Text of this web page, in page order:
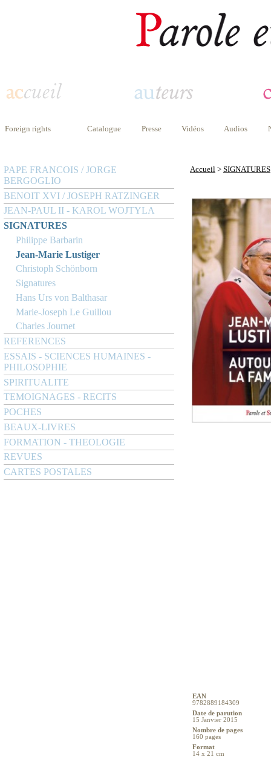
Foreign rights Catalogue Presse Vidéos Audios
PAPE FRANCOIS / JORGE
BERGOGLIO
BENOIT XVI / JOSEPH RATZINGER
JEAN-PAUL II - KAROL WOJTYLA
SIGNATURES
Philippe Barbarin
Jean-Marie Lustiger
Christoph Schönborn
Signatures
Hans Urs von Balthasar
Marie-Joseph Le Guillou
Charles Journet
REFERENCES
ESSAIS - SCIENCES HUMAINES -
PHILOSOPHIE
SPIRITUALITE
TEMOIGNAGES - RECITS
POCHES
BEAUX-LIVRES
FORMATION - THEOLOGIE
REVUES
CARTES POSTALES
Accueil > SIGNATURES
EAN
9782889184309
Date de parution
15 Janvier 2015
Nombre de pages
160 pages
Format
14 x 21 cm